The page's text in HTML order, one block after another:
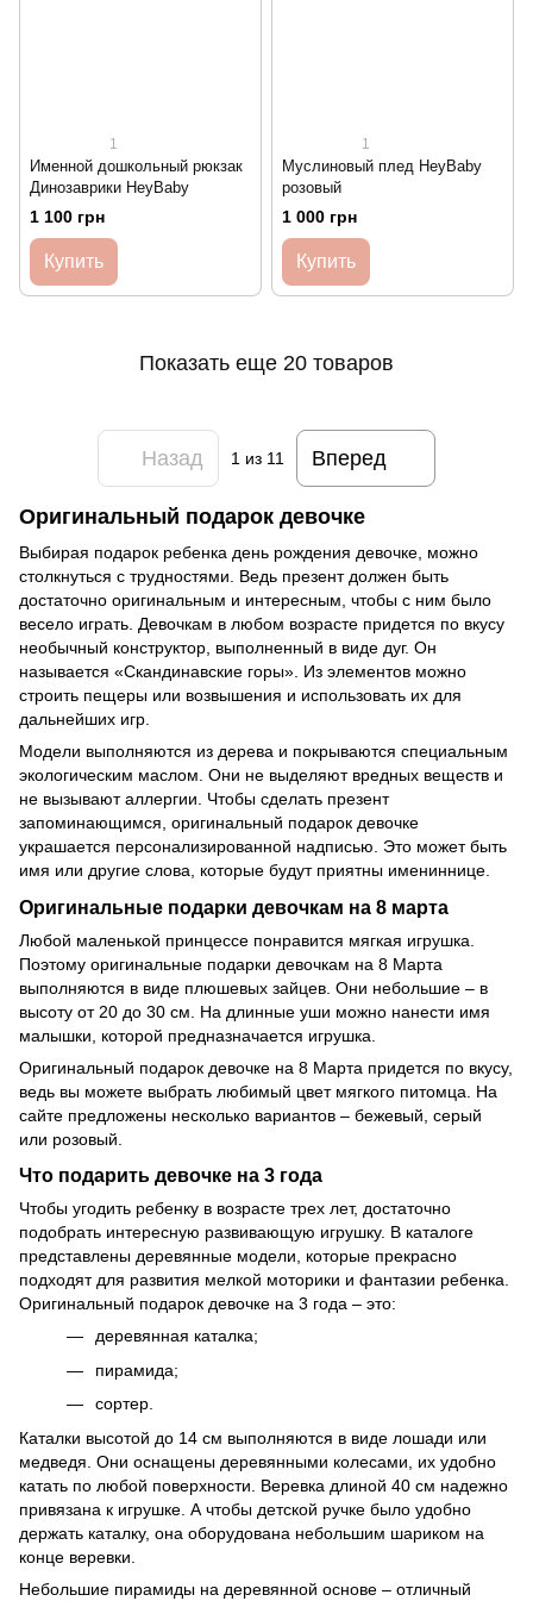
1
Именной дошкольный рюкзак
Динозаврики HeyBaby
1 100 грн
Купить
1
Муслиновый плед HeyBaby
розовый
1 000 грн
Купить
Показать еще 20 товаров
Назад 1 из 11 Вперед
Оригинальный подарок девочке
Выбирая подарок ребенка день рождения девочке, можно
столкнуться с трудностями. Ведь презент должен быть
достаточно оригинальным и интересным, чтобы с ним было
весело играть. Девочкам в любом возрасте придется по вкусу
необычный конструктор, выполненный в виде дуг. Он
называется «Скандинавские горы». Из элементов можно
строить пещеры или возвышения и использовать их для
дальнейших игр.
Модели выполняются из дерева и покрываются специальным
экологическим маслом. Они не выделяют вредных веществ и
не вызывают аллергии. Чтобы сделать презент
запоминающимся, оригинальный подарок девочке
украшается персонализированной надписью. Это может быть
имя или другие слова, которые будут приятны имениннице.
Оригинальные подарки девочкам на 8 марта
Любой маленькой принцессе понравится мягкая игрушка.
Поэтому оригинальные подарки девочкам на 8 Марта
выполняются в виде плюшевых зайцев. Они небольшие – в
высоту от 20 до 30 см. На длинные уши можно нанести имя
малышки, которой предназначается игрушка.
Оригинальный подарок девочке на 8 Марта придется по вкусу,
ведь вы можете выбрать любимый цвет мягкого питомца. На
сайте предложены несколько вариантов – бежевый, серый
или розовый.
Что подарить девочке на 3 года
Чтобы угодить ребенку в возрасте трех лет, достаточно
подобрать интересную развивающую игрушку. В каталоге
представлены деревянные модели, которые прекрасно
подходят для развития мелкой моторики и фантазии ребенка.
Оригинальный подарок девочке на 3 года – это:
деревянная каталка;
пирамида;
сортер.
Каталки высотой до 14 см выполняются в виде лошади или
медведя. Они оснащены деревянными колесами, их удобно
катать по любой поверхности. Веревка длиной 40 см надежно
привязана к игрушке. А чтобы детской ручке было удобно
держать каталку, она оборудована небольшим шариком на
конце веревки.
Небольшие пирамиды на деревянной основе – отличный